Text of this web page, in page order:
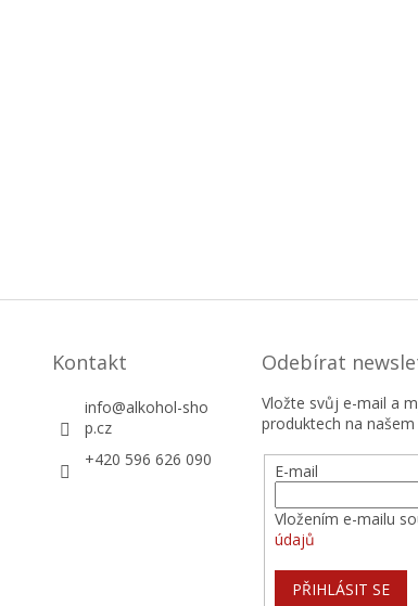
Kontakt
info@alkohol-sho
p.cz
+420 596 626 090
Odebírat
Vložte svůj e-mail a
produktech na našem
E-mail
Vložením e-mailu
údajů
PŘIHLÁSIT SE